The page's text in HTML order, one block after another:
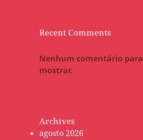
Recent Comments
Nenhum comentário para
mostrar.
Archives
agosto 2026